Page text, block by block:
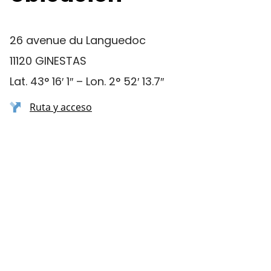
26 avenue du Languedoc
11120 GINESTAS
Lat. 43° 16′ 1″ – Lon. 2° 52′ 13.7″
Ruta y acceso